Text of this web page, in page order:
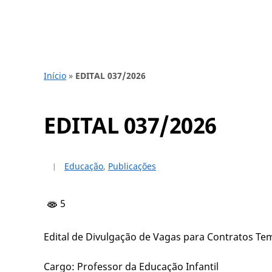
Início » EDITAL 037/2026
EDITAL 037/2026
Educação, Publicações
5
Edital de Divulgação de Vagas para Contratos
Cargo: Professor da Educação Infantil